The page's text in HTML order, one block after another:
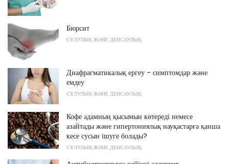
Бюрсит
СҰЛУЛЫҚ ЖӘНЕ ДЕНСАУЛЫҚ
Диафрагматикалық ергеу - симптомдар және
емдеу
СҰЛУЛЫҚ ЖӘНЕ ДЕНСАУЛЫҚ
Кофе адамның қысымын көтереді немесе
азайтады және гипертониялық науқастарға қанша
кесе сусын ішуге болады?
СҰЛУЛЫҚ ЖӘНЕ ДЕНСАУЛЫҚ